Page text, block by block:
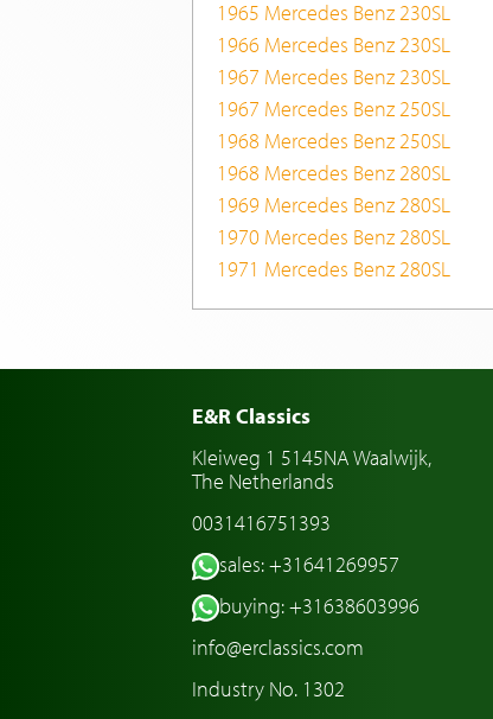
1965 Mercedes Benz 230SL
1966 Mercedes Benz 230SL
1967 Mercedes Benz 230SL
1967 Mercedes Benz 250SL
1968 Mercedes Benz 250SL
1968 Mercedes Benz 280SL
1969 Mercedes Benz 280SL
1970 Mercedes Benz 280SL
1971 Mercedes Benz 280SL
E&R Classics
Kleiweg 1 5145NA Waalwijk,
The Netherlands
0031416751393
sales: +31641269957
buying: +31638603996
info@erclassics.com
Industry No. 1302